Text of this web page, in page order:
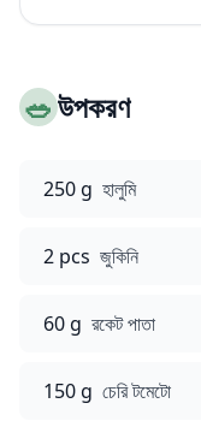
🥗উপকরণ
250 g হালুমি
2 pcs জুকিনি
60 g রকেট পাতা
150 g চেরি টমেটো